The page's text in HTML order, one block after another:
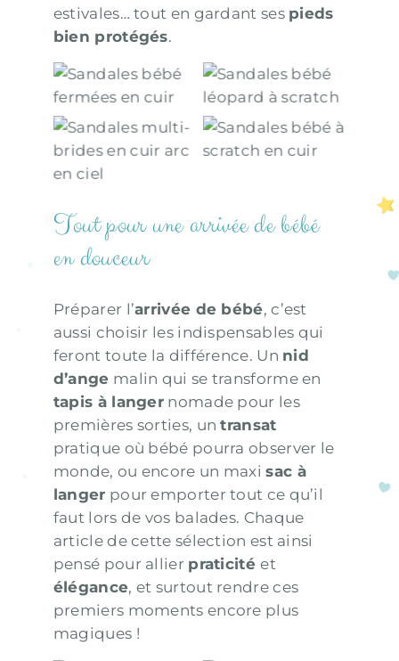
estivales… tout en gardant ses pieds
bien protégés.
Sandales bébé
fermées en cuir
Sandales multi-
brides en cuir
arc en ciel
Sandales bébé à
scratch en cuir
Tout pour une arrivée de bébé
en douceur
Préparer l’arrivée de bébé, c’est
aussi choisir les indispensables qui
feront toute la différence. Un nid
d’ange malin qui se transforme en
tapis à langer nomade pour les
premières sorties, untransat
pratique où bébé pourra observer le
monde, ou encore un maxisac à
langer pour emporter tout ce qu’il
faut lors de vos balades. Chaque
article de cette sélection est ainsi
pensé pour allier praticitéet
élégance, et surtout rendre ces
premiers moments encore plus
magiques !